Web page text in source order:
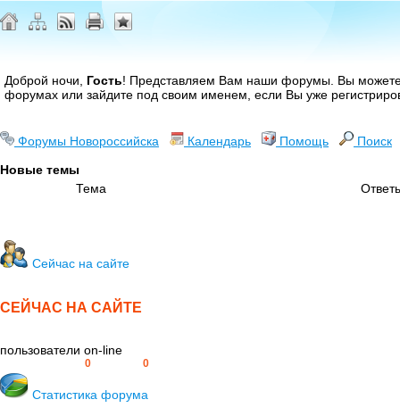
Доброй ночи, Гость! Представляем Вам наши форумы. Вы
форумах или зайдите под своим именем, если Вы уже
Форумы Новороссийска Календарь Помощь
Поиск
Новые темы
Тема
Сейчас на сайте
СЕЙЧАС НА САЙТЕ
пользователи on-line
0 0
Статистика форума